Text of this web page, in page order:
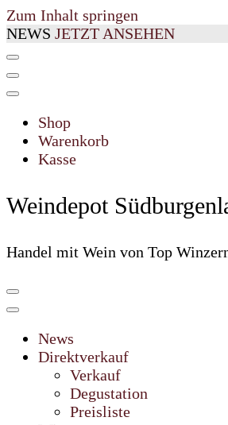
Zum Inhalt springen
NEWS JETZT ANSEHEN
Shop
Warenkorb
Kasse
Weindepot
Handel mit Wein von Top
News
Direktverkauf
Verkauf
Degustation
Preisliste